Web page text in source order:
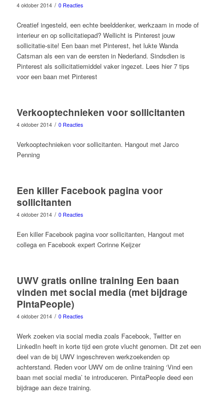
4 oktober 2014 / 0 Reacties
Creatief ingesteld, een echte beelddenker, werkzaam in mode of
interieur en op sollicitatiepad? Wellicht is Pinterest jouw
sollicitatie-site! Een baan met Pinterest, het lukte Wanda
Catsman als een van de eersten in Nederland. Sindsdien is
Pinterest als sollicitatiemiddel vaker ingezet. Lees hier 7 tips
voor een baan met Pinterest
Verkooptechnieken voor sollicitanten
4 oktober 2014 / 0 Reacties
Verkooptechnieken voor sollicitanten. Hangout met Jarco
Penning
Een killer Facebook pagina voor
sollicitanten
4 oktober 2014 / 0 Reacties
Een killer Facebook pagina voor sollicitanten, Hangout met
collega en Facebook expert Corinne Keijzer
UWV gratis online training Een baan
vinden met social media (met bijdrage
PintaPeople)
4 oktober 2014 / 0 Reacties
Werk zoeken via social media zoals Facebook, Twitter en
LinkedIn heeft in korte tijd een grote vlucht genomen. Dit zet een
deel van de bij UWV ingeschreven werkzoekenden op
achterstand. Reden voor UWV om de online training ‘Vind een
baan met social media’ te introduceren. PintaPeople deed een
bijdrage aan deze training.